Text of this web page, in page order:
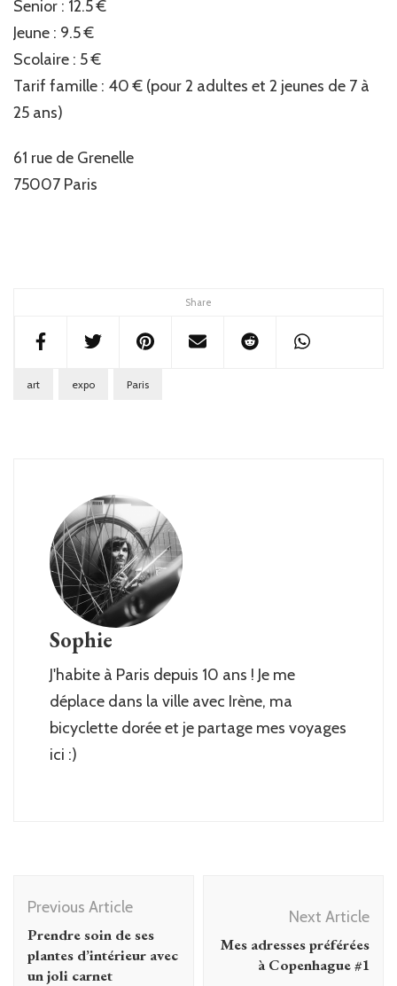
Share
Senior : 12.5 €
Jeune : 9.5 €
Scolaire : 5 €
Tarif famille : 40 € (pour 2 adultes et 2 jeunes de 7 à
25 ans)
61 rue de Grenelle
75007 Paris
art expo Paris
Sophie
J'habite à Paris depuis 10 ans ! Je me
déplace dans la ville avec Irène, ma
bicyclette dorée et je partage mes voyages
ici :)
Navigation
Previous Article
Prendre soin de ses
plantes d’intérieur avec
un joli carnet
Next Article
Mes adresses préférées
à Copenhague #1